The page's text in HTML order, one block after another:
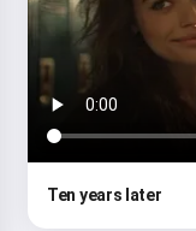
Ten years later